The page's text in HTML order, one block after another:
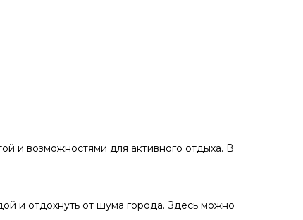
и возможностями для активного отдыха. В
и отдохнуть от шума города. Здесь можно